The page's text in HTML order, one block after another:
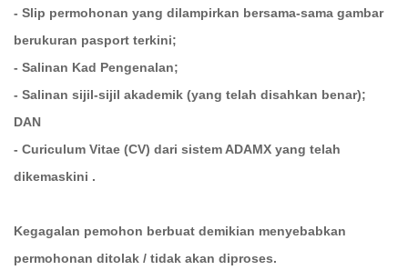
- Slip permohonan yang dilampirkan bersama-sama gambar
berukuran pasport terkini;
- Salinan Kad Pengenalan;
- Salinan sijil-sijil akademik (yang telah disahkan benar);
DAN
- Curiculum Vitae (CV) dari sistem ADAMX yang telah
dikemaskini .
Kegagalan pemohon berbuat demikian menyebabkan
permohonan ditolak / tidak akan diproses.